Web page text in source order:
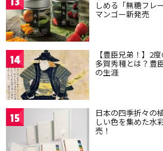
しめる「無糖フレ
マンゴー新発売
14 【豊臣兄弟！】2
多賀秀種とは？豊
の生涯
15 日本の四季折々の
しい色を集めた水
売！